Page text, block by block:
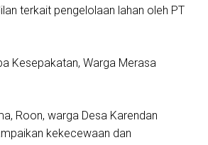
terkait pengelolaan lahan oleh PT
Kesepakatan, Warga Merasa
Roon, warga Desa Karendan
kekecewaan dan